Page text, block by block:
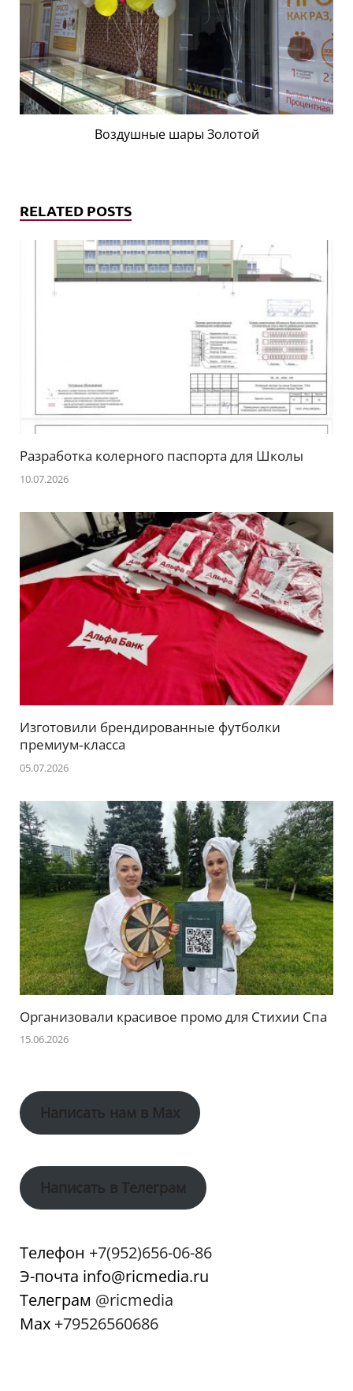
Воздушные шары Золотой
RELATED POSTS
Разработка колерного паспорта для Школы
10.07.2026
Изготовили брендированные футболки
премиум‑класса
05.07.2026
Организовали красивое промо для Стихии Спа
15.06.2026
Написать нам в Max
Написать в Телеграм
Телефон +7(952)656-06-86
Э-почта info@ricmedia.ru
Телеграм @ricmedia
Мах +79526560686